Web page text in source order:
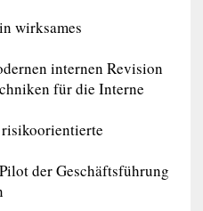
wirksames
internen Revision
für die Interne
der Geschäftsführung